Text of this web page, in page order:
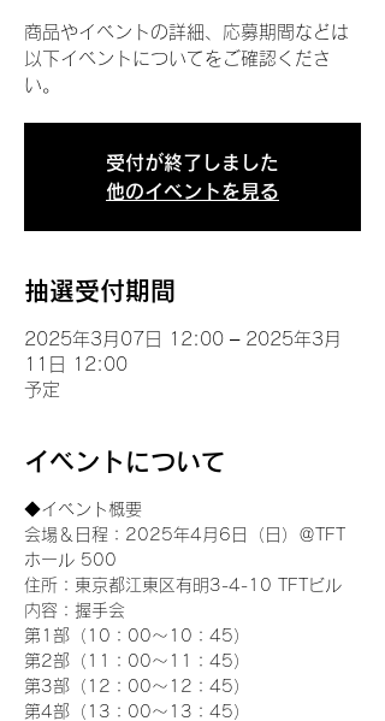
商品やイベントの詳細、応募期間などは
以下イベントについてをご確認くださ
い。
受付が終了しました
他のイベントを見る
抽選受付期間
2025年3月07日 12:00 – 2025年3月
11日 12:00
予定
イベントについて
◆イベント概要
会場＆日程：2025年4月6日（日）＠TFT
ホール 500
住所：東京都江東区有明3-4-10 TFTビル
内容：握手会
第1部（10：00～10：45）
第2部（11：00～11：45）
第3部（12：00～12：45）
第4部（13：00～13：45）